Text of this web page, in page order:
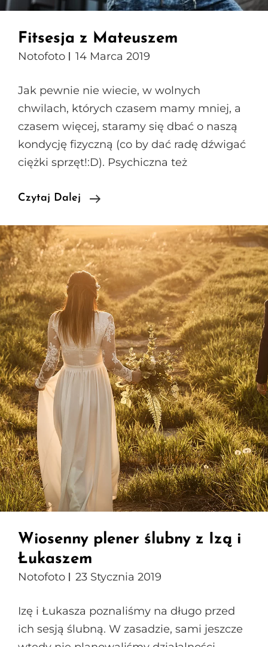
Fitsesja z Mateuszem
Notofoto 14 Marca 2019
Jak pewnie nie wiecie, w wolnych
chwilach, których czasem mamy mniej, a
czasem więcej, staramy się dbać o naszą
kondycję fizyczną (co by dać radę dźwigać
ciężki sprzęt!:D). Psychiczna też
Czytaj Dalej
Fitsesja
Mateuszem
Wiosenny plener ślubny z Izą i
Łukaszem
Notofoto 23 Stycznia 2019
Izę i Łukasza poznaliśmy na długo przed
ich sesją ślubną. W zasadzie, sami jeszcze